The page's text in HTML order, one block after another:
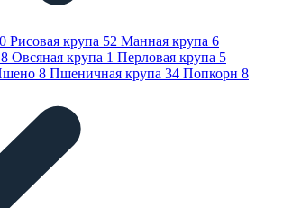
Рисовая крупа 52 Манная крупа 6
8 Овсяная крупа 1 Перловая крупа 5
8 Пшеничная крупа 34 Попкорн 8